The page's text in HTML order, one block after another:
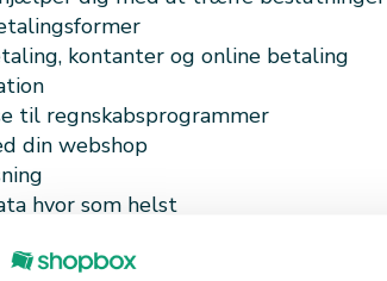
kontanter og online betaling
til regnskabsprogrammer
din webshop
hvor som helst
rundt.